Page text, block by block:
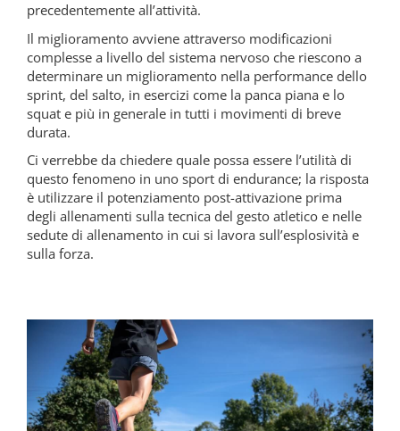
precedentemente all’attività.
Il miglioramento avviene attraverso modificazioni
complesse a livello del sistema nervoso che riescono a
determinare un miglioramento nella performance dello
sprint, del salto, in esercizi come la panca piana e lo
squat e più in generale in tutti i movimenti di breve
durata.
Ci verrebbe da chiedere quale possa essere l’utilità di
questo fenomeno in uno sport di endurance; la risposta
è utilizzare il potenziamento post-attivazione prima
degli allenamenti sulla tecnica del gesto atletico e nelle
sedute di allenamento in cui si lavora sull’esplosività e
sulla forza.